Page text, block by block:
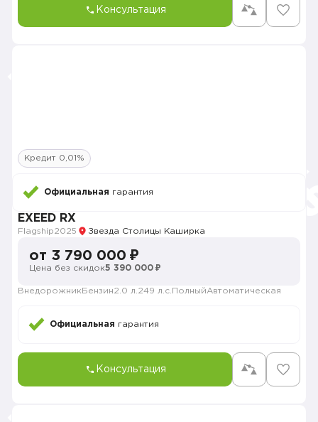
Консультация
Кредит 0,01%
Официальная гарантия
EXEED RX
Flagship2025 Звезда Столицы Каширка
от 3 790 000 ₽
Цена без скидок5 390 000 ₽
Внедорожник Бензин2.0 л. 249 л.с. ПолныйАвтоматическая
Официальная гарантия
Консультация